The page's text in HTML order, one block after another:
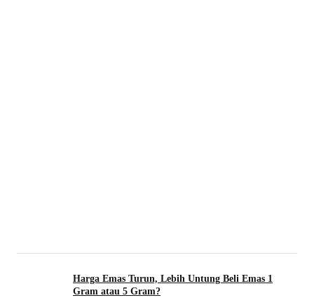
Harga Emas Turun, Lebih Untung Beli Emas 1
Gram atau 5 Gram?